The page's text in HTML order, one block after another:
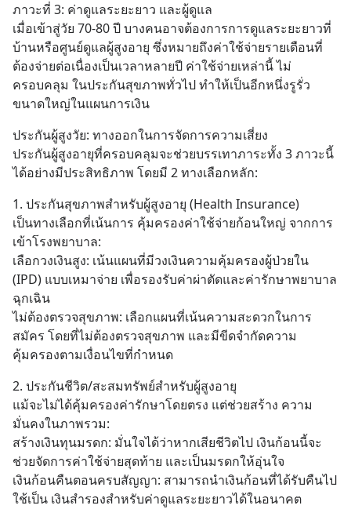
ภาวะที่ 3: ค่าดูแลระยะยาว และผู้ดูแล
เมื่อเข้าสู่วัย 70-80 ปี บางคนอาจต้องการการดูแลระยะยาวที่
บ้านหรือศูนย์ดูแลผู้สูงอายุ ซึ่งหมายถึงค่าใช้จ่ายรายเดือนที่
ต้องจ่ายต่อเนื่องเป็นเวลาหลายปี ค่าใช้จ่ายเหล่านี้ ไม่
ครอบคลุม ในประกันสุขภาพทั่วไป ทำให้เป็นอีกหนึ่งรูรั่ว
ขนาดใหญ่ในแผนการเงิน
ประกันผู้สูงวัย: ทางออกในการจัดการความเสี่ยง
ประกันผู้สูงอายุที่ครอบคลุมจะช่วยบรรเทาภาระทั้ง 3 ภาวะนี้
ได้อย่างมีประสิทธิภาพ โดยมี 2 ทางเลือกหลัก:
1. ประกันสุขภาพสำหรับผู้สูงอายุ (Health Insurance)
เป็นทางเลือกที่เน้นการ คุ้มครองค่าใช้จ่ายก้อนใหญ่ จากการ
เข้าโรงพยาบาล:
เลือกวงเงินสูง: เน้นแผนที่มีวงเงินความคุ้มครองผู้ป่วยใน
(IPD) แบบเหมาจ่าย เพื่อรองรับค่าผ่าตัดและค่ารักษาพยาบาล
ฉุกเฉิน
ไม่ต้องตรวจสุขภาพ: เลือกแผนที่เน้นความสะดวกในการ
สมัคร โดยที่ไม่ต้องตรวจสุขภาพ และมีขีดจำกัดความ
คุ้มครองตามเงื่อนไขที่กำหนด
2. ประกันชีวิต/สะสมทรัพย์สำหรับผู้สูงอายุ
แม้จะไม่ได้คุ้มครองค่ารักษาโดยตรง แต่ช่วยสร้าง ความ
มั่นคงในภาพรวม:
สร้างเงินทุนมรดก: มั่นใจได้ว่าหากเสียชีวิตไป เงินก้อนนี้จะ
ช่วยจัดการค่าใช้จ่ายสุดท้าย และเป็นมรดกให้อุ่นใจ
เงินก้อนคืนตอนครบสัญญา: สามารถนำเงินก้อนที่ได้รับคืนไป
ใช้เป็น เงินสำรองสำหรับค่าดูแลระยะยาวได้ในอนาคต